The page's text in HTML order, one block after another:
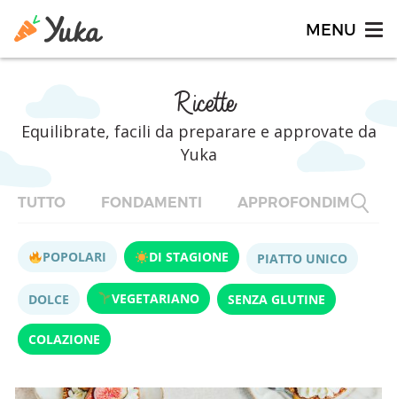
Ricette
Equilibrate, facili da preparare e approvate da
Yuka
TUTTO FONDAMENTI APPROFONDIMENTI
POPOLARI DI STAGIONE PIATTO UNICO
DOLCE VEGETARIANO SENZA GLUTINE
COLAZIONE